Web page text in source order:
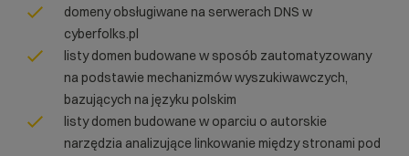
domeny obsługiwane na serwerach DNS w
cyberfolks.pl
listy domen budowane w sposób zautomatyzowany
na podstawie mechanizmów wyszukiwawczych,
bazujących na języku polskim
listy domen budowane w oparciu o autorskie
narzędzia analizujące linkowanie między stronami pod